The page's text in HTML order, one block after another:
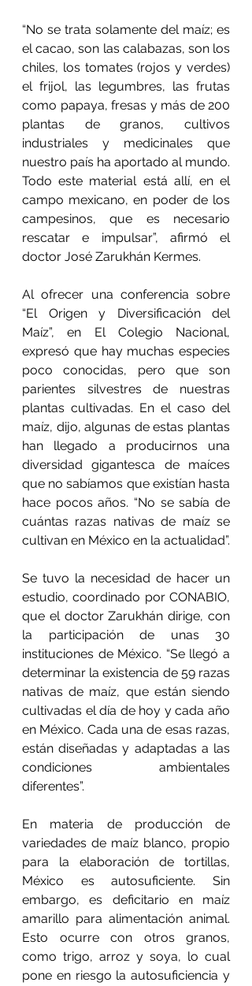
“No se trata solamente del maíz; es
el cacao, son las calabazas, son los
chiles, los tomates (rojos y verdes)
el frijol, las legumbres, las frutas
como papaya, fresas y más de 200
plantas de granos, cultivos
industriales y medicinales que
nuestro país ha aportado al mundo.
Todo este material está allí, en el
campo mexicano, en poder de los
campesinos, que es necesario
rescatar e impulsar”, afirmó el
doctor José Zarukhán Kermes.
Al ofrecer una conferencia sobre
“El Origen y Diversificación del
Maíz”, en El Colegio Nacional,
expresó que hay muchas especies
poco conocidas, pero que son
parientes silvestres de nuestras
plantas cultivadas. En el caso del
maíz, dijo, algunas de estas plantas
han llegado a producirnos una
diversidad gigantesca de maíces
que no sabíamos que existían hasta
hace pocos años. “No se sabía de
cuántas razas nativas de maíz se
cultivan en México en la actualidad”.
Se tuvo la necesidad de hacer un
estudio, coordinado por CONABIO,
que el doctor Zarukhán dirige, con
la participación de unas 30
instituciones de México. “Se llegó a
determinar la existencia de 59 razas
nativas de maíz, que están siendo
cultivadas el día de hoy y cada año
en México. Cada una de esas razas,
están diseñadas y adaptadas a las
condiciones ambientales
diferentes”.
En materia de producción de
variedades de maíz blanco, propio
para la elaboración de tortillas,
México es autosuficiente. Sin
embargo, es deficitario en maíz
amarillo para alimentación animal.
Esto ocurre con otros granos,
como trigo, arroz y soya, lo cual
pone en riesgo la autosuficiencia y